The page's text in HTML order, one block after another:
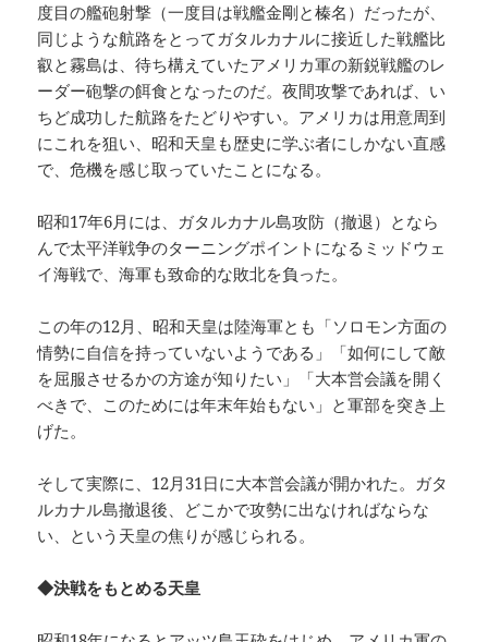
度目の艦砲射撃（一度目は戦艦金剛と榛名）だったが、
同じような航路をとってガタルカナルに接近した戦艦比
叡と霧島は、待ち構えていたアメリカ軍の新鋭戦艦のレ
ーダー砲撃の餌食となったのだ。夜間攻撃であれば、い
ちど成功した航路をたどりやすい。アメリカは用意周到
にこれを狙い、昭和天皇も歴史に学ぶ者にしかない直感
で、危機を感じ取っていたことになる。
昭和17年6月には、ガタルカナル島攻防（撤退）となら
んで太平洋戦争のターニングポイントになるミッドウェ
イ海戦で、海軍も致命的な敗北を負った。
この年の12月、昭和天皇は陸海軍とも「ソロモン方面の
情勢に自信を持っていないようである」「如何にして敵
を屈服させるかの方途が知りたい」「大本営会議を開く
べきで、このためには年末年始もない」と軍部を突き上
げた。
そして実際に、12月31日に大本営会議が開かれた。ガタ
ルカナル島撤退後、どこかで攻勢に出なければならな
い、という天皇の焦りが感じられる。
◆決戦をもとめる天皇